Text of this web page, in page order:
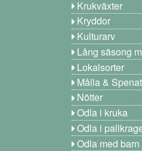
Krukväxter
Kryddor
Kulturarv
Lång säsong
Lokalsorter
Målla &
Nötter
Odla i kruka
Odla i
Odla med barn